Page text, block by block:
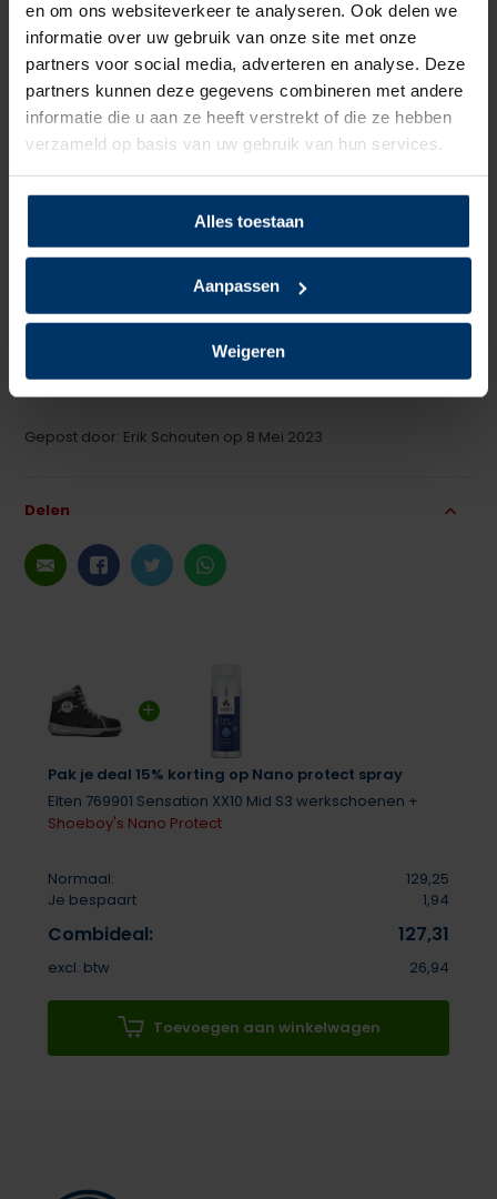
en om ons websiteverkeer te analyseren. Ook delen we
informatie over uw gebruik van onze site met onze
partners voor social media, adverteren en analyse. Deze
partners kunnen deze gegevens combineren met andere
informatie die u aan ze heeft verstrekt of die ze hebben
verzameld op basis van uw gebruik van hun services.
Alles toestaan
Aanpassen
Weigeren
Pak je deal 15% korting op Nano protect spray
Elten 769901 Sensation XX10 Mid S3 werkschoenen +
Shoeboy's Nano Protect
Normaal:
129,25
Je bespaart
1,94
Combideal: 127,31
excl. btw 26,94
Toevoegen aan winkelwagen
Schrijf je eigen review
5 van 5
Aanrader
-
Nog geen minpunt bemerkt
5 van 5
De schoenen zijn heerlijk licht en hebben een goed voetbed
prima.
Gepost door: Erik Schouten op 8 Mei 2023
Delen